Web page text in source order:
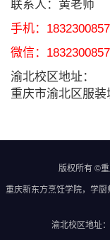
联系人：黄老师
手机：
微信：
渝北校区地址：
重庆市渝北区服
版权所有 ©
重庆新东方烹饪学院，学
渝北校区地址